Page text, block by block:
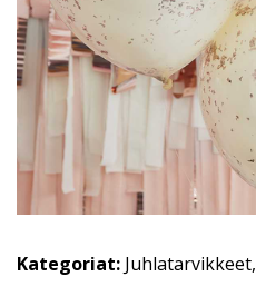
Kategoriat: Juhlatarvikkeet,